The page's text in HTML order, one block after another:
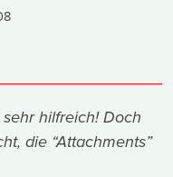
hilfreich! Doch
die “Attachments”